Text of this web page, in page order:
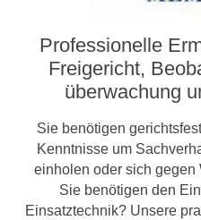
Professionelle
Freigericht,
überwachung
Sie benötigen
Kenntnisse um
einholen oder sich gegen
Sie benötigen den
Einsatztechnik? Unsere